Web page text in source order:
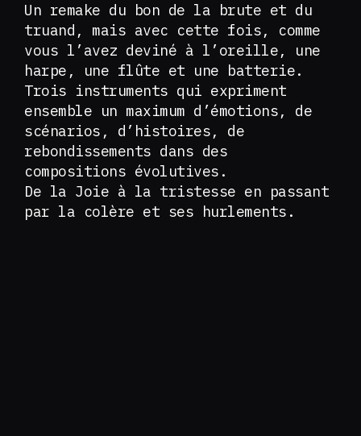
Un remake du bon de la brute et du
truand, mais avec cette fois, comme
vous l’avez deviné à l’oreille, une
harpe, une flûte et une batterie.
Trois instruments qui expriment
ensemble un maximum d’émotions, de
scénarios, d’histoires, de
rebondissements dans des
compositions évolutives.
De la Joie à la tristesse en passant
par la colère et ses hurlements.